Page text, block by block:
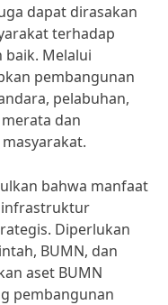
dapat dirasakan
terhadap
Melalui
pembangunan
pelabuhan,
dan
bahwa manfaat
infrastruktur
Diperlukan
BUMN, dan
aset BUMN
pembangunan